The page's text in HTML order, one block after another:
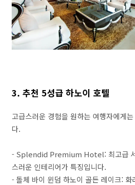
3. 추천 5성급 하노이 호텔
고급스러운 경험을 원하는 여행자에게
다.
- Splendid Premium Hotel: 최고급 서
스러운 인테리어가 특징입니다.
- 돌체 바이 윈덤 하노이 골든 레이크: 화